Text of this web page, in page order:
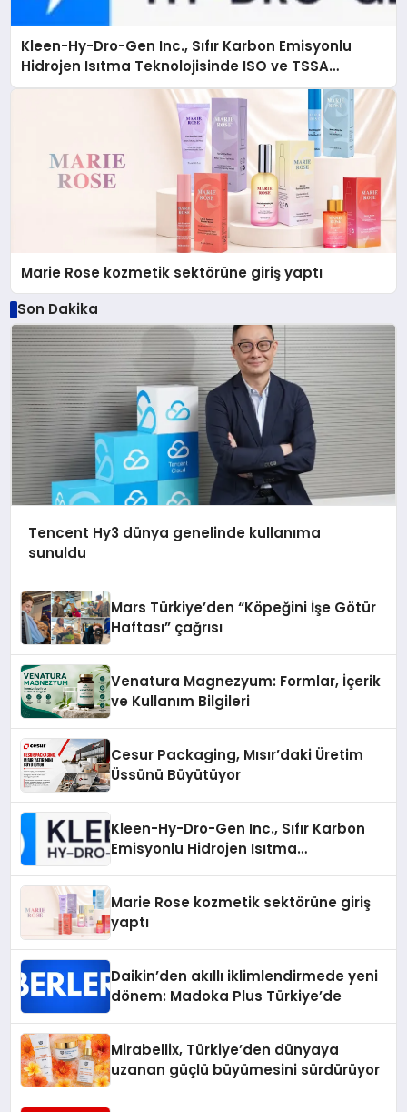
Kleen-Hy-Dro-Gen Inc., Sıfır Karbon Emisyonlu
Hidrojen Isıtma Teknolojisinde ISO ve TSSA
Düzenleyici Onaylarını Aldı
Marie Rose kozmetik sektörüne giriş yaptı
Son Dakika
Tencent Hy3 dünya genelinde kullanıma
sunuldu
Mars Türkiye’den “Köpeğini İşe Götür
Haftası” çağrısı
Venatura Magnezyum: Formlar, İçerik
ve Kullanım Bilgileri
Cesur Packaging, Mısır’daki Üretim
Üssünü Büyütüyor
Kleen-Hy-Dro-Gen Inc., Sıfır Karbon
Emisyonlu Hidrojen Isıtma
Marie Rose kozmetik sektörüne giriş
yaptı
Daikin’den akıllı iklimlendirmede yeni
dönem: Madoka Plus Türkiye’de
Mirabellix, Türkiye’den dünyaya
uzanan güçlü büyümesini sürdürüyor